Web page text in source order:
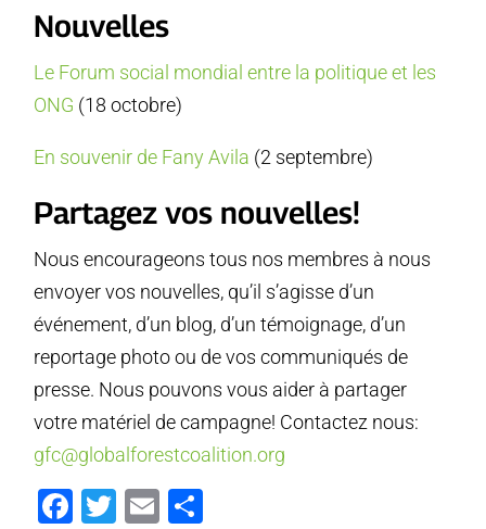
Nouvelles
Le Forum social mondial entre la politique et les
ONG (18 octobre)
En souvenir de Fany Avila (2 septembre)
Partagez vos nouvelles!
Nous encourageons tous nos membres à nous
envoyer vos nouvelles, qu’il s’agisse d’un
événement, d’un blog, d’un témoignage, d’un
reportage photo ou de vos communiqués de
presse. Nous pouvons vous aider à partager
votre matériel de campagne! Contactez nous:
gfc@globalforestcoalition.org
Facebook
Twitter
Email